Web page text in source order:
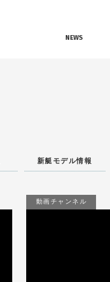
NEWS
新艇モデル情報
動画チャンネル